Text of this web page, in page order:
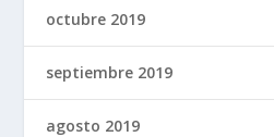
octubre 2019
septiembre 2019
agosto 2019